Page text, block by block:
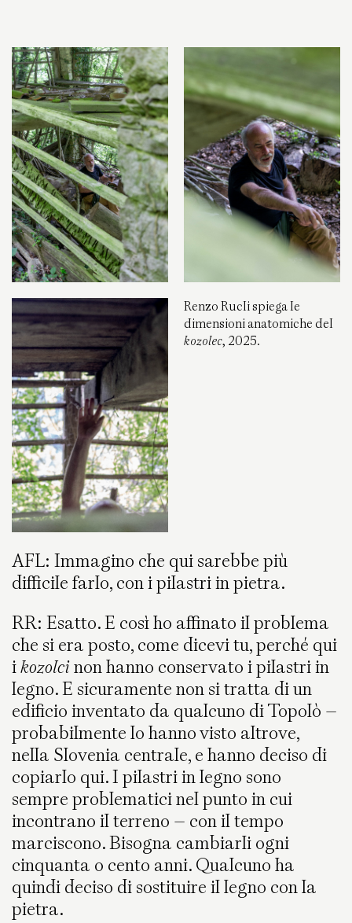
Renzo Rucli spiega le
dimensioni anatomiche del
kozolec, 2025.
AFL: Immagino che qui sarebbe più
difficile farlo, con i pilastri in pietra.
RR: Esatto. E così ho affinato il problema
che si era posto, come dicevi tu, perché qui
ikozolcinon hanno conservato i pilastri in
legno. E sicuramente non si tratta di un
edificio inventato da qualcuno di Topolò –
probabilmente lo hanno visto altrove,
nella Slovenia centrale, e hanno deciso di
copiarlo qui. I pilastri in legno sono
sempre problematici nel punto in cui
incontrano il terreno – con il tempo
marciscono. Bisogna cambiarli ogni
cinquanta o cento anni. Qualcuno ha
quindi deciso di sostituire il legno con la
pietra.